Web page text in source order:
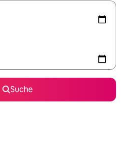
Suche